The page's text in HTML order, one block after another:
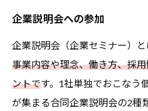
企業説明会への参加
企業説明会（企業セミナー）と
事業内容や理念、働き方、採
ントです。1社単独でおこなう
が集まる合同企業説明会の2種